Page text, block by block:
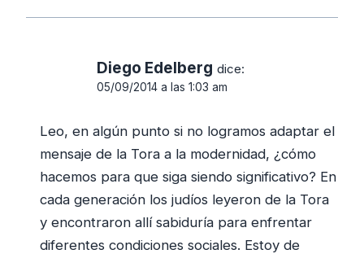
Diego Edelberg dice:
05/09/2014 a las 1:03 am
Leo, en algún punto si no logramos adaptar el
mensaje de la Tora a la modernidad, ¿cómo
hacemos para que siga siendo significativo? En
cada generación los judíos leyeron de la Tora
y encontraron allí sabiduría para enfrentar
diferentes condiciones sociales. Estoy de